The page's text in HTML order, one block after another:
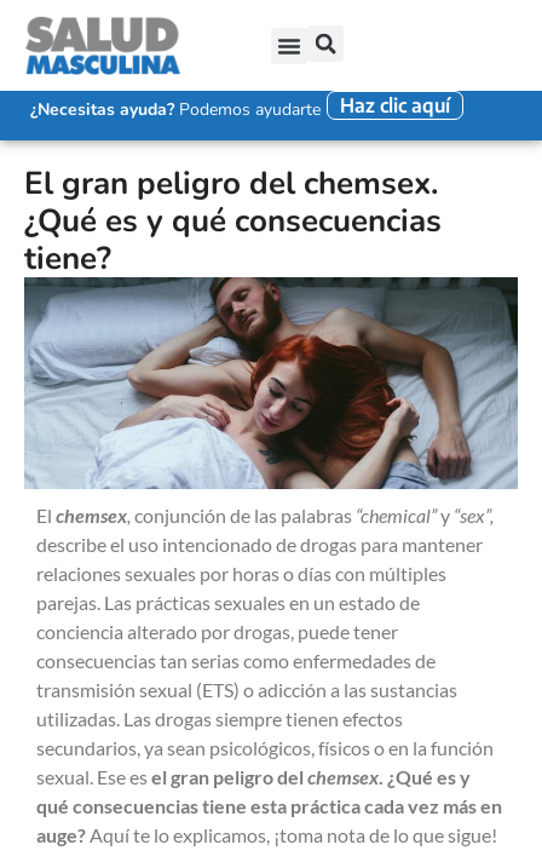
¿Necesitas ayuda?Podemos ayudarte Haz clic aquí
El gran peligro del chemsex.
¿Qué es y qué consecuencias
tiene?
El chemsex, conjunción de las palabras “chemical”y “sex”,
describe el uso intencionado de drogas para mantener
relaciones sexuales por horas o días con múltiples
parejas. Las prácticas sexuales en un estado de
conciencia alterado por drogas, puede tener
consecuencias tan serias como enfermedades de
transmisión sexual (ETS) o adicción a las sustancias
utilizadas. Las drogas siempre tienen efectos
secundarios, ya sean psicológicos, físicos o en la función
sexual. Ese esel gran peligro del chemsex. ¿Qué es y
qué consecuencias tiene esta práctica cada vez más en
auge?Aquí te lo explicamos, ¡toma nota de lo que sigue!